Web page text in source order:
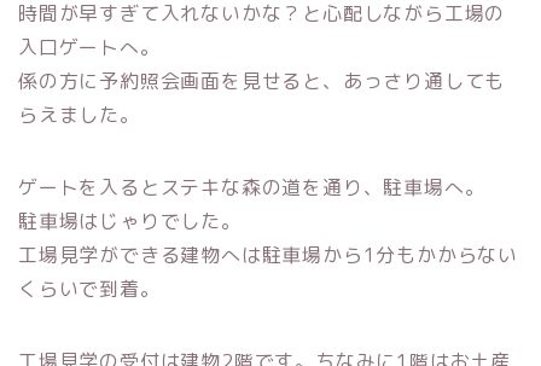
時間が早すぎて入れないかな？と心配しながら工場の
入口ゲートへ。
係の方に予約照会画面を見せると、あっさり通しても
らえました。
ゲートを入るとステキな森の道を通り、駐車場へ。
駐車場はじゃりでした。
工場見学ができる建物へは駐車場から1分もかからない
くらいで到着。